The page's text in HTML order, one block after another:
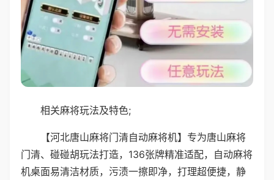
相关麻将玩法及特色;
【河北唐山麻将门清自动麻将机】专为唐山麻将
门清、碰碰胡玩法打造，136张牌精准适配，自动麻将
机桌面易清洁材质，污渍一擦即净，打理超便捷，静